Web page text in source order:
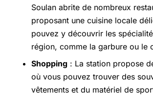
Soulan abrite de nombreux
proposant une cuisine locale
pouvez y découvrir les
région, comme la garbure ou le
Shopping : La station propose
où vous pouvez trouver des
vêtements et du matériel de